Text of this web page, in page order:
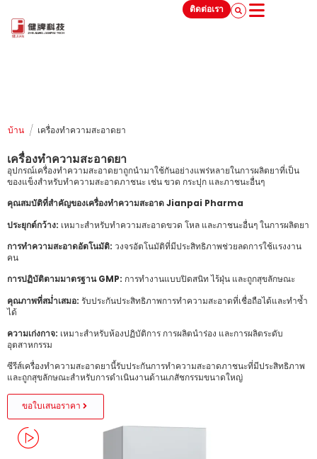
ติดต่อเรา
บ้าน / เครื่องทำความสะอาดยา
เครื่องทำความสะอาดยา
อุปกรณ์เครื่องทำความสะอาดยาถูกนำมาใช้กันอย่างแพร่หลายในการผลิตยาที่เป็น
ของแข็งสำหรับทำความสะอาดภาชนะ เช่น ขวด กระปุก และภาชนะอื่นๆ
คุณสมบัติที่สำคัญของเครื่องทำความสะอาด Jianpai Pharma
ประยุกต์กว้าง: เหมาะสำหรับทำความสะอาดขวด โหล และภาชนะอื่นๆ ในการผลิตยา
การทำความสะอาดอัตโนมัติ: วงจรอัตโนมัติที่มีประสิทธิภาพช่วยลดการใช้แรงงาน
คน
การปฏิบัติตามมาตรฐาน GMP: การทำงานแบบปิดสนิท ไร้ฝุ่น และถูกสุขลักษณะ
คุณภาพที่สม่ำเสมอ: รับประกันประสิทธิภาพการทำความสะอาดที่เชื่อถือได้และทำซ้ำ
ได้
ความเก่งกาจ: เหมาะสำหรับห้องปฏิบัติการ การผลิตนำร่อง และการผลิตระดับ
อุตสาหกรรม
ซีรีส์เครื่องทำความสะอาดยานี้รับประกันการทำความสะอาดภาชนะที่มีประสิทธิภาพ
และถูกสุขลักษณะสำหรับการดำเนินงานด้านเภสัชกรรมขนาดใหญ่
ขอใบเสนอราคา